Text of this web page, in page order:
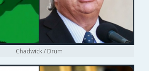
Chadwick / Drum